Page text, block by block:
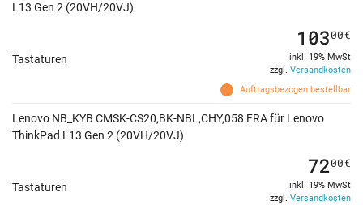
L13 Gen 2 (20VH/20VJ)
Tastaturen
Auftragsbezogen bestellbar
10300€
inkl. 19% MwSt
zzgl. Versandkosten
Lenovo NB_KYB CMSK-CS20,BK-NBL,CHY,058 FRA für Lenovo
ThinkPad L13 Gen 2 (20VH/20VJ)
Tastaturen
7200€
inkl. 19% MwSt
zzgl. Versandkosten